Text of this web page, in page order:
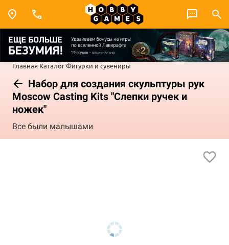
Главная КаталогФигурки и сувениры
Набор для создания скульптуры рук
Moscow Casting Kits "Слепки ручек и
ножек"
Все были малышами